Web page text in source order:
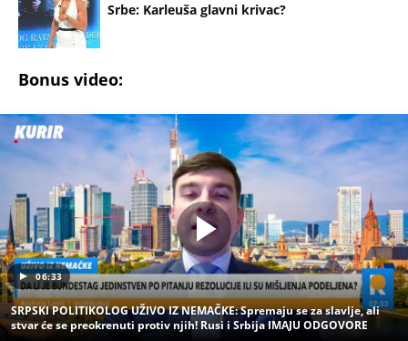
Srbe: Karleuša glavni krivac?
Bonus video:
06:33
SRPSKI POLITIKOLOG UŽIVO IZ NEMAČKE: Spremaju se za slavlje, ali
stvar će se preokrenuti protiv njih! Rusi i Srbija IMAJU ODGOVORE